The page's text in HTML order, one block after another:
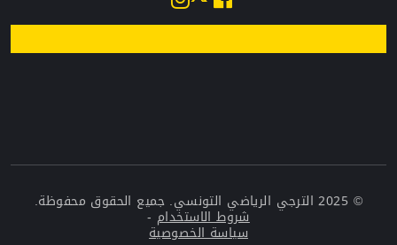
© 2025 الترجي الرياضي التونسي. جميع الحقوق محفوظة.
شروط الاستخدام -
سياسة الخصوصية